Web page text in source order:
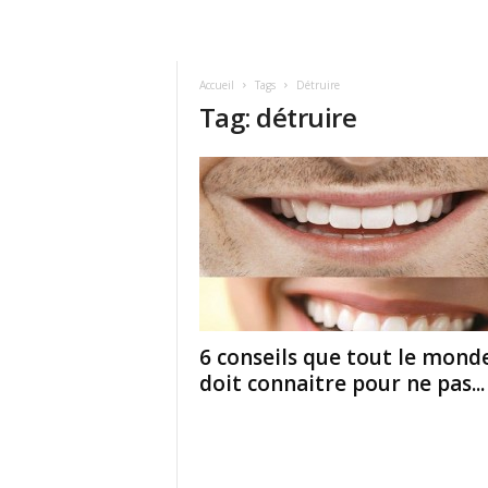
Accueil Tags Détruire
Tag: détruire
6 conseils que tout le
doit connaitre pour ne pas...